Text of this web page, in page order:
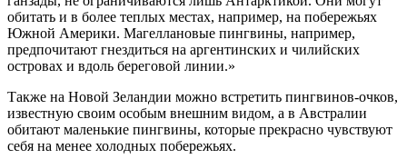
обитать и в более теплых местах, например, на побережьях
Южной Америки. Магеллановые пингвины, например,
предпочитают гнездиться на аргентинских и чилийских
островах и вдоль береговой линии.»
Также на Новой Зеландии можно встретить пингвинов-очков,
известную своим особым внешним видом, а в Австралии
обитают маленькие пингвины, которые прекрасно чувствуют
себя на менее холодных побережьях.